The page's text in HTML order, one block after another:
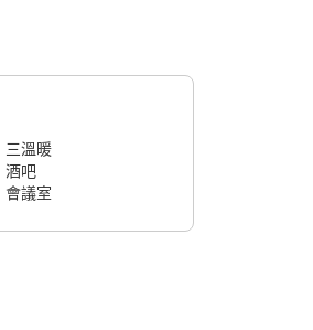
三溫暖
酒吧
會議室